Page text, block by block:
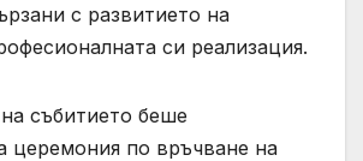
с развитието на
си реализация.
събитието беше
церемония по връчване на